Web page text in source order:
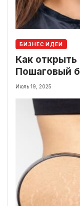
БИЗНЕС ИДЕИ
Как
Пошаговый
Июль 19, 2025